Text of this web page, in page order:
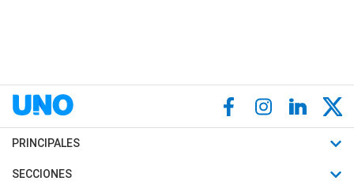
PRINCIPALES
Últimas Noticias
SECCIONES